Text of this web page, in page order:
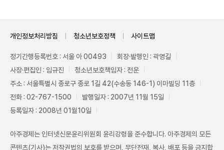
개인정보처리방침 청소년보호정책 사이트맵
정기간행등록번호 : 서울 아 00493
회장·발행인 : 곽영길
사장·편집인 : 임규진
청소년보호책임자 : 전운
주소 : 서울특별시 종로구 종로 1길 42(수송동 146-1) 이마빌딩 11층
전화 : 02-767-1500
발행일자 : 2007년 11월 15일
등록일자 : 2008년 01월10일
아주경제는 인터넷신문윤리위원회 윤리강령을 준수합니다. 아주경제의 모든
콘텐츠(기사)는 저작권법의 보호를 받으며, 무단전재, 복사, 배포 등을 금지합